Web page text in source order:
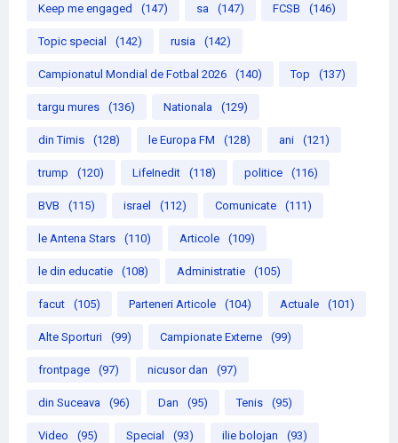
Keep me engaged (147) sa (147) FCSB (146)
Topic special (142) rusia (142)
Campionatul Mondial de Fotbal 2026 (140) Top (137)
targu mures (136) Nationala (129)
din Timis (128) le Europa FM (128) ani (121)
trump (120) LifeInedit (118) politice (116)
BVB (115) israel (112) Comunicate (111)
le Antena Stars (110) Articole (109)
le din educatie (108) Administratie (105)
facut (105) Parteneri Articole (104) Actuale (101)
Alte Sporturi (99) Campionate Externe (99)
frontpage (97) nicusor dan (97)
din Suceava (96) Dan (95) Tenis (95)
Video (95) Special (93) ilie bolojan (93)